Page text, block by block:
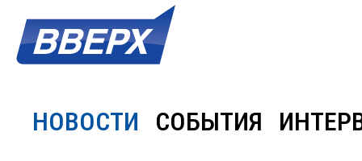
НОВОСТИ СОБЫТИЯ